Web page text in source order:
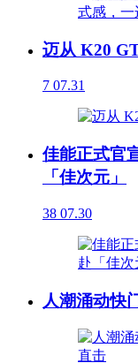
迈从 K20
7 07.31
佳能正式官
「佳次元」
38 07.30
人潮涌动快